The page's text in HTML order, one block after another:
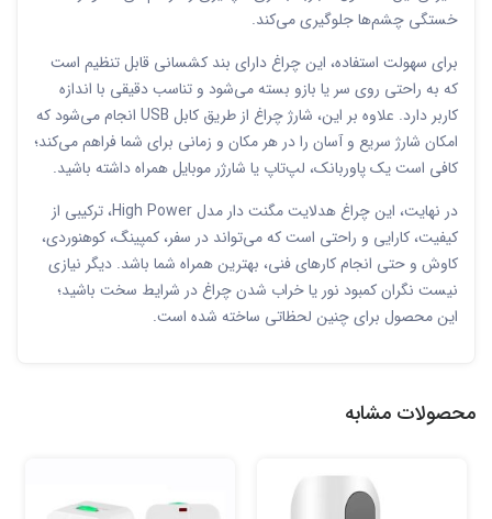
خستگی چشم‌ها جلوگیری می‌کند.
برای سهولت استفاده، این چراغ دارای بند کشسانی قابل تنظیم است
که به راحتی روی سر یا بازو بسته می‌شود و تناسب دقیقی با اندازه
کاربر دارد. علاوه بر این، شارژ چراغ از طریق کابل USB انجام می‌شود که
امکان شارژ سریع و آسان را در هر مکان و زمانی برای شما فراهم می‌کند؛
کافی است یک پاوربانک، لپ‌تاپ یا شارژر موبایل همراه داشته باشید.
در نهایت، این چراغ هدلایت مگنت دار مدل High Power، ترکیبی از
کیفیت، کارایی و راحتی است که می‌تواند در سفر، کمپینگ، کوهنوردی،
کاوش و حتی انجام کارهای فنی، بهترین همراه شما باشد. دیگر نیازی
نیست نگران کمبود نور یا خراب شدن چراغ در شرایط سخت باشید؛
این محصول برای چنین لحظاتی ساخته شده است.
محصولات مشابه